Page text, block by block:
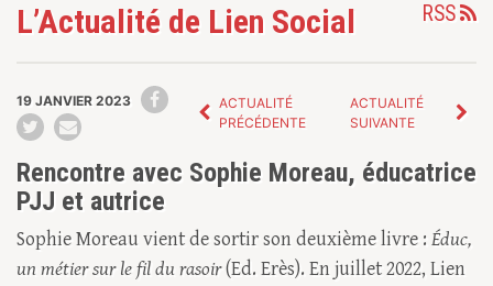
L’Actualité de Lien Social RSS
19 JANVIER 2023
ACTUALITÉ
PRÉCÉDENTE
ACTUALITÉ
SUIVANTE
Rencontre avec Sophie Moreau, éducatrice
PJJ et autrice
Sophie Moreau vient de sortir son deuxième livre : Éduc,
un métier sur le fil du rasoir(Ed. Erès). En juillet 2022, Lien